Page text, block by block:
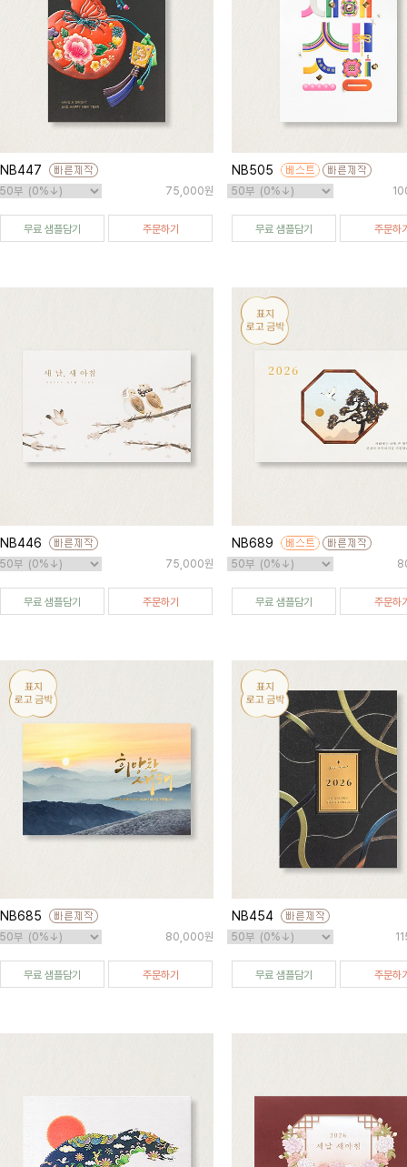
NB447
75,000원
무료 샘플담기 주문하기
NB505
무료 샘플담기 주문하
NB446
75,000원
무료 샘플담기 주문하기
NB689
무료 샘플담기 주문하
NB685
80,000원
무료 샘플담기 주문하기
NB454
무료 샘플담기 주문하